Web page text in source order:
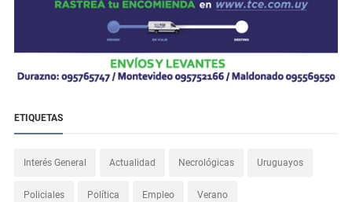
ETIQUETAS
Interés General Actualidad Necrológicas Uruguayos
Policiales Política Empleo Verano